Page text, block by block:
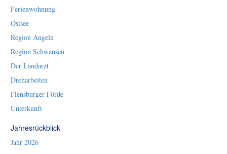
Ferienwohnung
Ostsee
Region Angeln
Region Schwansen
Der Landarzt
Dreharbeiten
Flensburger Förde
Unterkunft
Jahresrückblick
Jahr 2026